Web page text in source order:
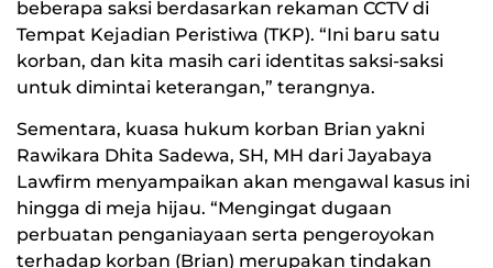
beberapa saksi berdasarkan rekaman CCTV di
Tempat Kejadian Peristiwa (TKP). “Ini baru satu
korban, dan kita masih cari identitas saksi-saksi
untuk dimintai keterangan,” terangnya.
Sementara, kuasa hukum korban Brian yakni
Rawikara Dhita Sadewa, SH, MH dari Jayabaya
Lawfirm menyampaikan akan mengawal kasus ini
hingga di meja hijau. “Mengingat dugaan
perbuatan penganiayaan serta pengeroyokan
terhadap korban (Brian) merupakan tindakan